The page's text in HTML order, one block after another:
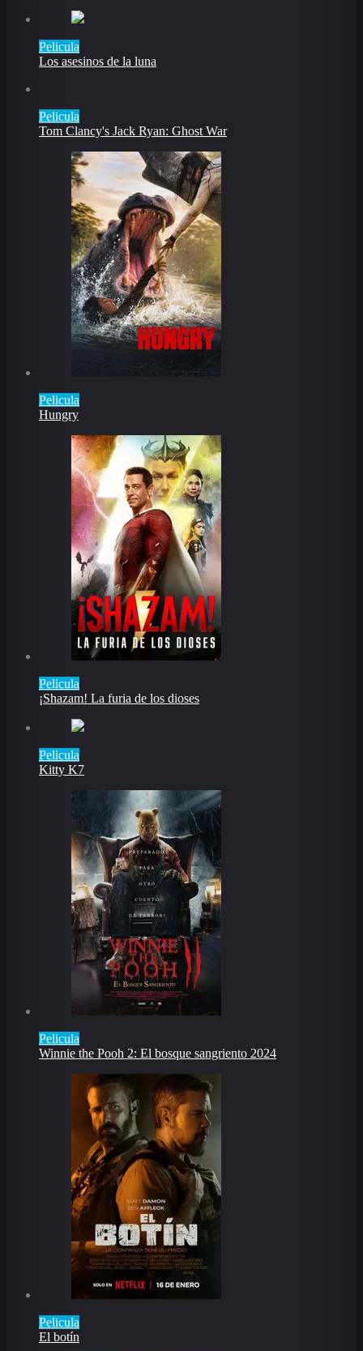
Pelicula
Los asesinos de la luna
Pelicula
Tom Clancy's Jack Ryan: Ghost War
Pelicula
Hungry
Pelicula
¡Shazam! La furia de los dioses
Pelicula
Kitty K7
Pelicula
Winnie the Pooh 2: El bosque sangriento 2024
Pelicula
El botín